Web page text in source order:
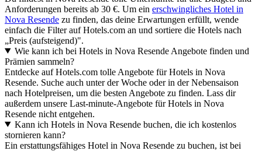
Anforderungen bereits ab 30 €. Um ein erschwingliches Hotel in
Nova Resende zu finden, das deine Erwartungen erfüllt, wende
einfach die Filter auf Hotels.com an und sortiere die Hotels nach
„Preis (aufsteigend)".
Wie kann ich bei Hotels in Nova Resende Angebote finden und
Prämien sammeln?
Entdecke auf Hotels.com tolle Angebote für Hotels in Nova
Resende. Suche auch unter der Woche oder in der Nebensaison
nach Hotelpreisen, um die besten Angebote zu finden. Lass dir
außerdem unsere Last-minute-Angebote für Hotels in Nova
Resende nicht entgehen.
Kann ich Hotels in Nova Resende buchen, die ich kostenlos
stornieren kann?
Ein erstattungsfähiges Hotel in Nova Resende zu buchen, ist bei